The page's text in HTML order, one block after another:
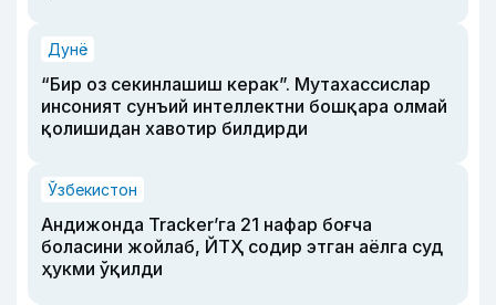
Дунё
“Бир оз секинлашиш керак”. Мутахассислар
инсоният сунъий интеллектни бошқара олмай
қолишидан хавотир билдирди
Ўзбекистон
Андижонда Tracker’га 21 нафар боғча
боласини жойлаб, ЙТҲ содир этган аёлга суд
ҳукми ўқилди